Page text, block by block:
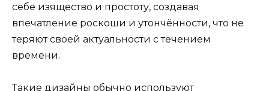
себе изящество и простоту, создавая
впечатление роскоши и утончённости, что не
теряют своей актуальности с течением
времени.
Такие дизайны обычно используют